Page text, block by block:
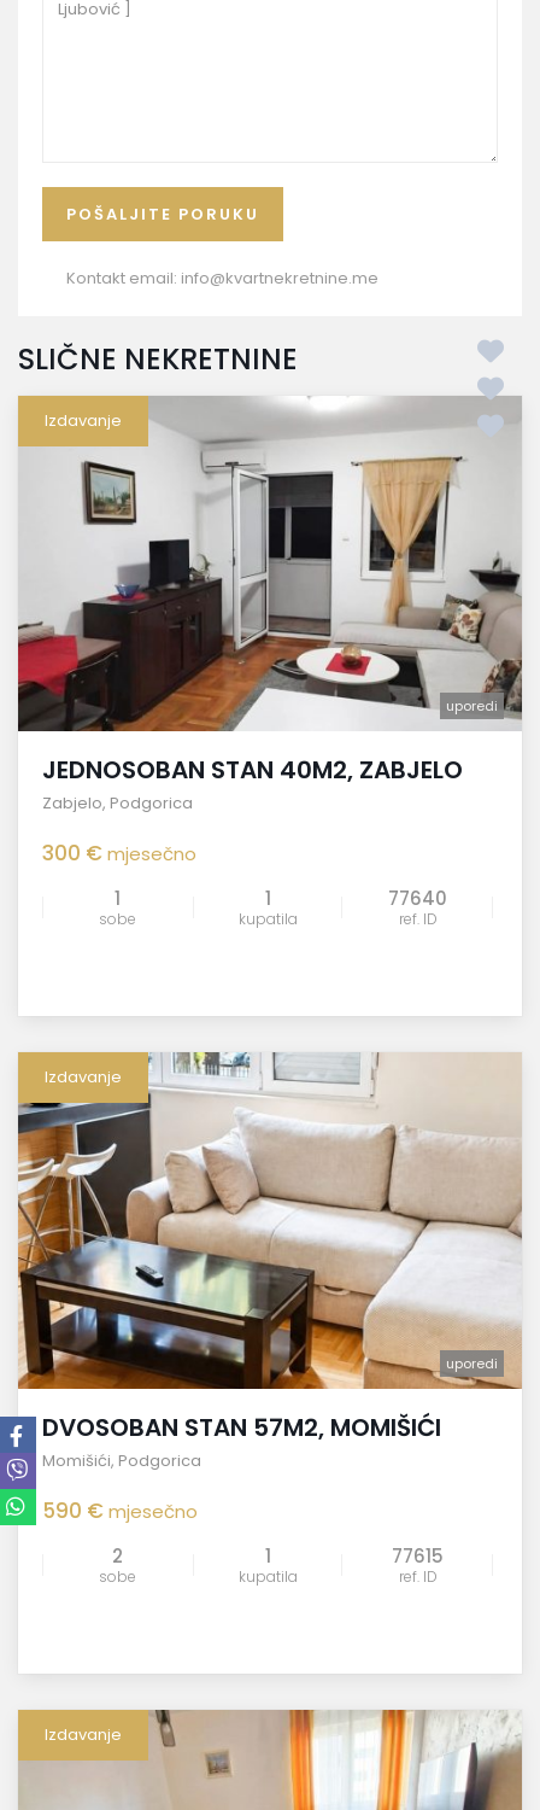
Kontakt email: info@kvartnekretnine.me
SLIČNE NEKRETNINE
Izdavanje
uporedi
JEDNOSOBAN STAN 40M2, ZABJELO
Zabjelo, Podgorica
300 €mjesečno
1
sobe
1
kupatila
77640
ref. ID
Izdavanje
uporedi
DVOSOBAN STAN 57M2, MOMIŠIĆI
Momišići, Podgorica
590 €mjesečno
2
sobe
1
kupatila
77615
ref. ID
Izdavanje